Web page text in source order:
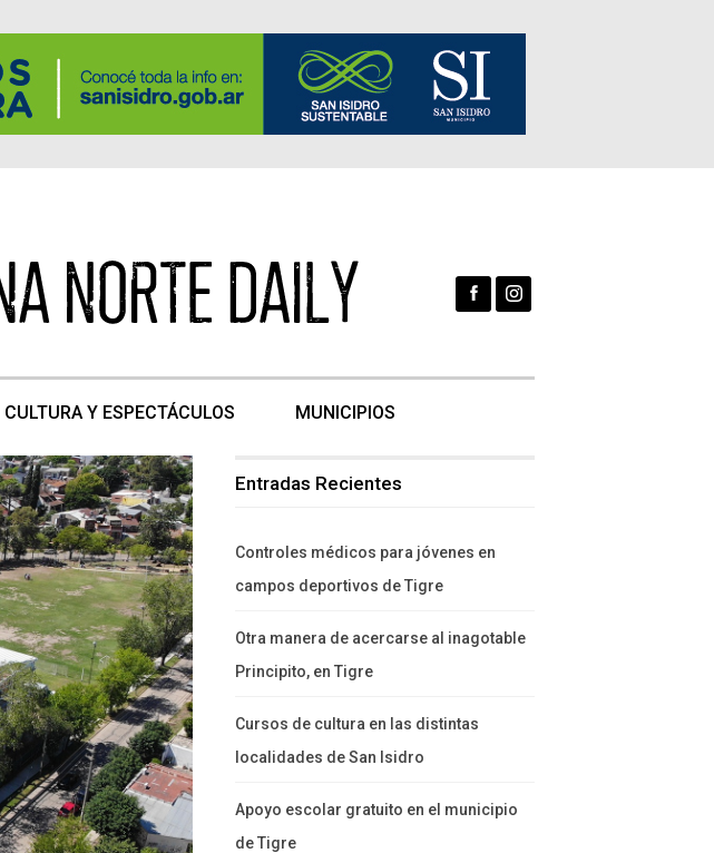
CULTURA Y ESPECTÁCULOS MUNICIPIOS
Entradas Recientes
Controles médicos para jóvenes en
campos deportivos de Tigre
Otra manera de acercarse al inagotable
Principito, en Tigre
Cursos de cultura en las distintas
localidades de San Isidro
Apoyo escolar gratuito en el municipio
de Tigre